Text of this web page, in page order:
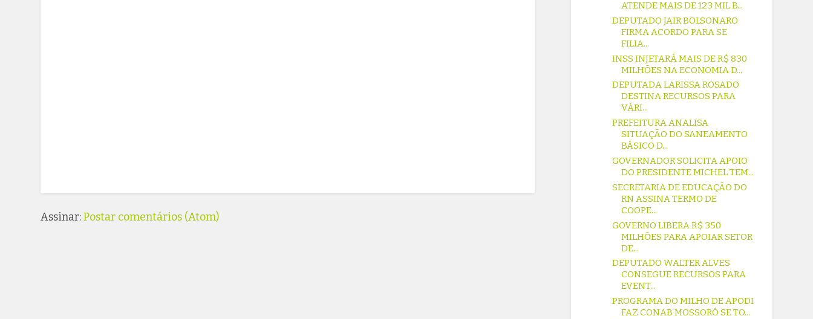
Assinar:Postar comentários (Atom)
ATENDE MAIS DE 123 MIL B...
DEPUTADO JAIR BOLSONARO
FIRMA ACORDO PARA SE
FILIA...
INSS INJETARÁ MAIS DE R$ 830
MILHÕES NA ECONOMIA D...
DEPUTADA LARISSA ROSADO
DESTINA RECURSOS PARA
VÁRI...
PREFEITURA ANALISA
SITUAÇÃO DO SANEAMENTO
BÁSICO D...
GOVERNADOR SOLICITA APOIO
DO PRESIDENTE MICHEL TEM...
SECRETARIA DE EDUCAÇÃO DO
RN ASSINA TERMO DE
COOPE...
GOVERNO LIBERA R$ 350
MILHÕES PARA APOIAR SETOR
DE...
DEPUTADO WALTER ALVES
CONSEGUE RECURSOS PARA
EVENT...
PROGRAMA DO MILHO DE APODI
FAZ CONAB MOSSORÓ SE TO...